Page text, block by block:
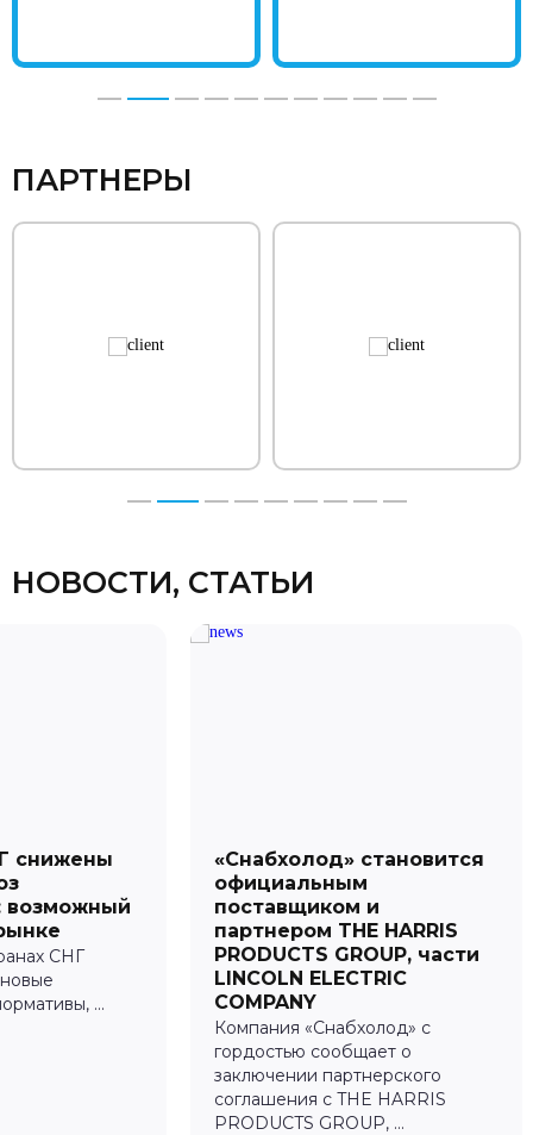
ПАРТНЕРЫ
НОВОСТИ, СТАТЬИ
снижены
возможный
СНГ
...
«Снабхолод» становится
официальным
поставщиком и
партнером THE HARRIS
PRODUCTS GROUP, части
LINCOLN ELECTRIC
COMPANY
Компания «Снабхолод» с
гордостью сообщает о
заключении партнерского
соглашения с THE HARRIS
PRODUCTS GROUP, ...